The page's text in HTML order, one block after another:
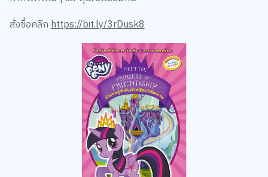
สั่งซื้อคลิก https://bit.ly/3rDusk8